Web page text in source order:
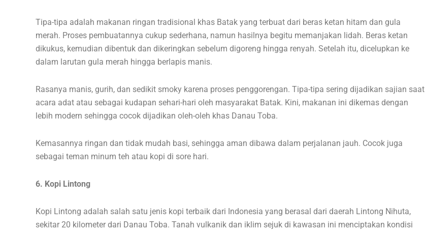
Tipa-tipa adalah makanan ringan tradisional khas Batak yang terbuat dari beras ketan hitam dan gula
merah. Proses pembuatannya cukup sederhana, namun hasilnya begitu memanjakan lidah. Beras ketan
dikukus, kemudian dibentuk dan dikeringkan sebelum digoreng hingga renyah. Setelah itu, dicelupkan ke
dalam larutan gula merah hingga berlapis manis.
Rasanya manis, gurih, dan sedikit smoky karena proses penggorengan. Tipa-tipa sering dijadikan sajian saat
acara adat atau sebagai kudapan sehari-hari oleh masyarakat Batak. Kini, makanan ini dikemas dengan
lebih modern sehingga cocok dijadikan oleh-oleh khas Danau Toba.
Kemasannya ringan dan tidak mudah basi, sehingga aman dibawa dalam perjalanan jauh. Cocok juga
sebagai teman minum teh atau kopi di sore hari.
6. Kopi Lintong
Kopi Lintong adalah salah satu jenis kopi terbaik dari Indonesia yang berasal dari daerah Lintong Nihuta,
sekitar 20 kilometer dari Danau Toba. Tanah vulkanik dan iklim sejuk di kawasan ini menciptakan kondisi